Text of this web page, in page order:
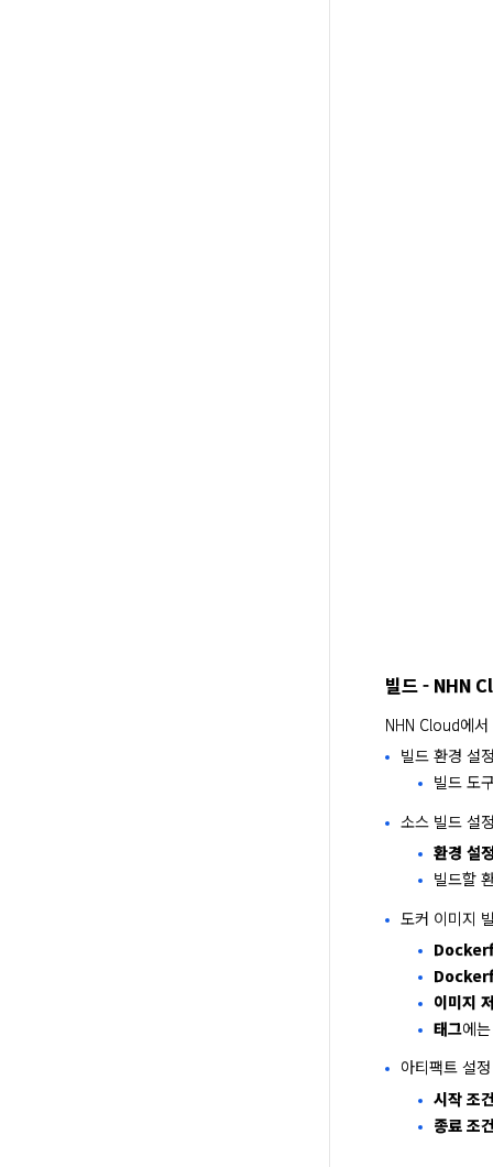
빌드 - NHN
NHN Cloud에
빌드 환경 설
빌드 도
소스 빌드 설
환경 설
빌드할
도커 이미지
이미지
태그에
아티팩트 설정
시작 조
종료 조